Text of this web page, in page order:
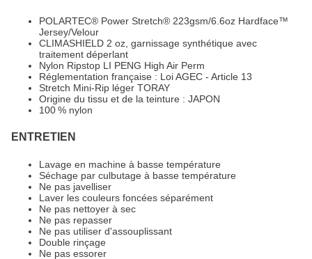
POLARTEC® Power Stretch® 223gsm/6.6oz Hardface™
Jersey/Velour
CLIMASHIELD 2 oz, garnissage synthétique avec
traitement déperlant
Nylon Ripstop LI PENG High Air Perm
Réglementation française : Loi AGEC - Article 13
Stretch Mini-Rip léger TORAY
Origine du tissu et de la teinture : JAPON
100 % nylon
ENTRETIEN
Lavage en machine à basse température
Séchage par culbutage à basse température
Ne pas javelliser
Laver les couleurs foncées séparément
Ne pas nettoyer à sec
Ne pas repasser
Ne pas utiliser d'assouplissant
Double rinçage
Ne pas essorer